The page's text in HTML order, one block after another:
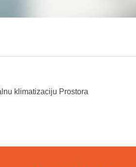
klimatizaciju Prostora